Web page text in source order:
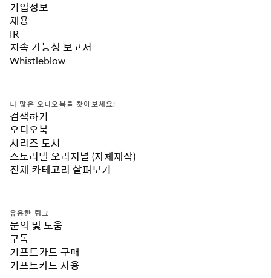
기업정보
채용
IR
지속 가능성 보고서
Whistleblow
더 많은 오디오북을 찾아보세요!
검색하기
오디오북
시리즈 도서
스토리텔 오리지널 (자체제작)
전체 카테고리 살펴보기
유용한 링크
문의 및 도움
구독
기프트카드 구매
기프트카드 사용